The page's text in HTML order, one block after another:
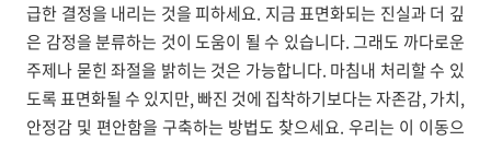
급한 결정을 내리는 것을 피하세요. 지금 표면화되는 진실과 더 깊
은 감정을 분류하는 것이 도움이 될 수 있습니다. 그래도 까다로운
주제나 묻힌 좌절을 밝히는 것은 가능합니다. 마침내 처리할 수 있
도록 표면화될 수 있지만, 빠진 것에 집착하기보다는 자존감, 가치,
안정감 및 편안함을 구축하는 방법도 찾으세요. 우리는 이 이동으